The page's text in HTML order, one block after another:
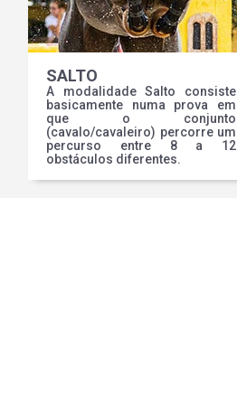
SALTO
A modalidade Salto consiste
basicamente numa prova em
que o conjunto
(cavalo/cavaleiro) percorre um
percurso entre 8 a 12
obstáculos diferentes.